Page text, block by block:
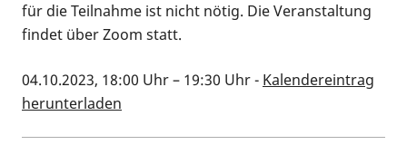
für die Teilnahme ist nicht nötig. Die Veranstaltung
findet über Zoom statt.
04.10.2023, 18:00 Uhr– 19:30 Uhr- Kalendereintrag
herunterladen